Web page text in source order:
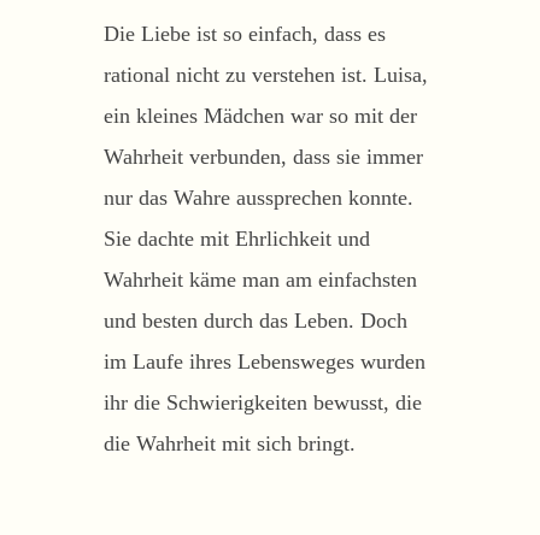
Die Liebe ist so einfach, dass es
rational nicht zu verstehen ist. Luisa,
ein kleines Mädchen war so mit der
Wahrheit verbunden, dass sie immer
nur das Wahre aussprechen konnte.
Sie dachte mit Ehrlichkeit und
Wahrheit käme man am einfachsten
und besten durch das Leben. Doch
im Laufe ihres Lebensweges wurden
ihr die Schwierigkeiten bewusst, die
die Wahrheit mit sich bringt.